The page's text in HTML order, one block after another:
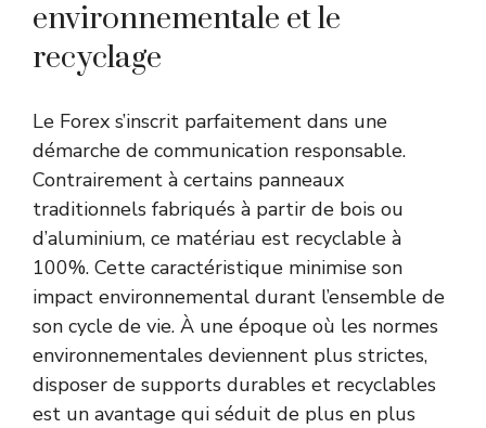
environnementale et le
recyclage
Le Forex s’inscrit parfaitement dans une
démarche de communication responsable.
Contrairement à certains panneaux
traditionnels fabriqués à partir de bois ou
d’aluminium, ce matériau est recyclable à
100%. Cette caractéristique minimise son
impact environnemental durant l’ensemble de
son cycle de vie. À une époque où les normes
environnementales deviennent plus strictes,
disposer de supports durables et recyclables
est un avantage qui séduit de plus en plus